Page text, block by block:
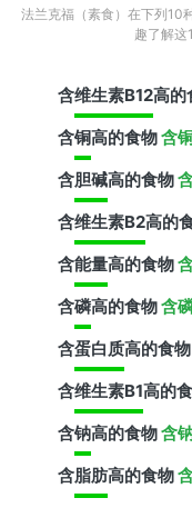
法兰克福（素食）在下列10
趣了解这
含维生素B12高
含铜高的食物含
含胆碱高的食物
含维生素B2高的
含能量高的食物
含磷高的食物含
含蛋白质高的食
含维生素B1高的
含钠高的食物含
含脂肪高的食物